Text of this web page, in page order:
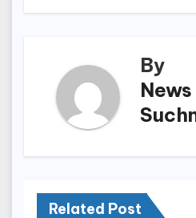
By
Related Post